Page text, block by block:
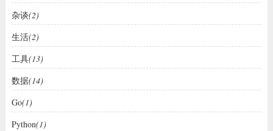
杂谈(2)
生活(2)
工具(13)
数据(14)
Go(1)
Python(1)